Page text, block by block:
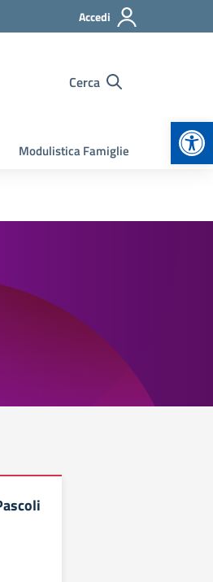
Accedi
Cerca
Modulistica Famiglie